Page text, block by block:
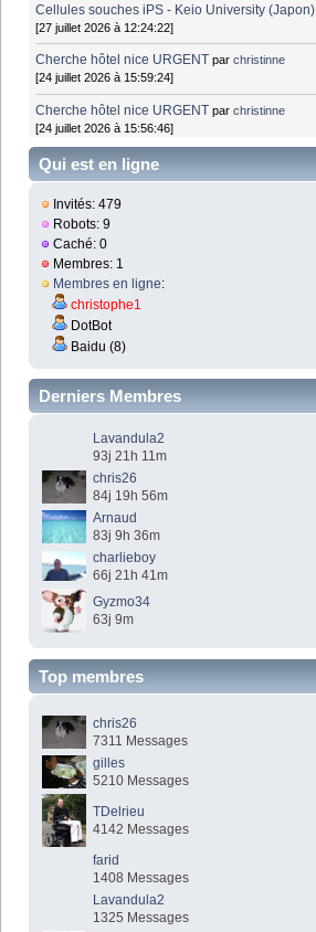
Cellules souches iPS - Keio University (Japon)
[27 juillet 2026 à 12:24:22]
Cherche hôtel nice URGENT parchristinne
[24 juillet 2026 à 15:59:24]
Cherche hôtel nice URGENT parchristinne
[24 juillet 2026 à 15:56:46]
Qui est en ligne
Invités: 479
Robots: 9
Caché: 0
Membres: 1
Membres en ligne:
christophe1
DotBot
Baidu (8)
Derniers Membres
Lavandula2
93j 21h 11m
chris26
84j 19h 56m
Arnaud
83j 9h 36m
charlieboy
66j 21h 41m
Gyzmo34
63j 9m
Top membres
chris26
7311 Messages
gilles
5210 Messages
TDelrieu
4142 Messages
farid
1408 Messages
Lavandula2
1325 Messages